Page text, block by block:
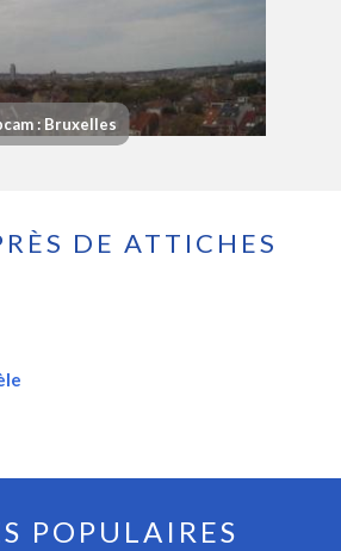
: Bruxelles
DE ATTICHES
POPULAIRES